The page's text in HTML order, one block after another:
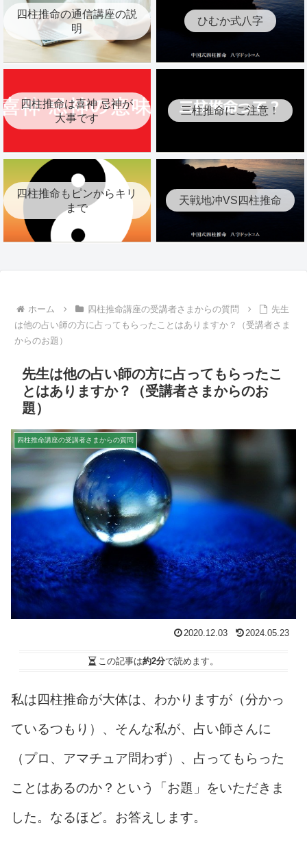
四柱推命の通信講座の説
明
ひむか式八字
四柱推命は喜神 忌神が
大事です
三柱推命にご注意！
四柱推命もピンからキリ
まで
天戦地冲VS四柱推命
ホーム 四柱推命講座の受講者さまからの質問
先生
は他の占い師の方に占ってもらったことはありますか？（受講者さま
からのお題）
先生は他の占い師の方に占ってもらったこ
とはありますか？（受講者さまからのお
題）
四柱推命講座の受講者さまからの質問
2020.12.03 2024.05.23
この記事は約2分で読めます。
私は四柱推命が大体は、わかりますが（分かっ
ているつもり）、そんな私が、占い師さんに
（プロ、アマチュア問わず）、占ってもらった
ことはあるのか？という「お題」をいただきま
した。なるほど。お答えします。